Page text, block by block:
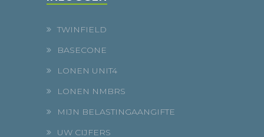
TWINFIELD
BASECONE
LONEN UNIT4
LONEN NMBRS
MIJN BELASTINGAANGIFTE
UW CIJFERS